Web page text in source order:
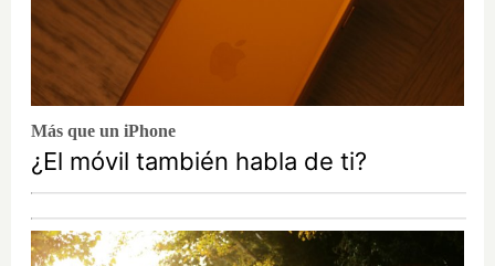
Más que un iPhone
¿El móvil también habla de ti?